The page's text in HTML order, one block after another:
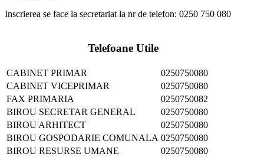
Inscrierea se face la secretariat la nr de telefon: 0250 750 080
Telefoane Utile
CABINET PRIMAR
0250750080
CABINET VICEPRIMAR
0250750080
FAX PRIMARIA
0250750082
BIROU SECRETAR GENERAL
0250750080
BIROU ARHITECT
0250750080
BIROU GOSPODARIE COMUNALA 0250750080
BIROU RESURSE UMANE
0250750080